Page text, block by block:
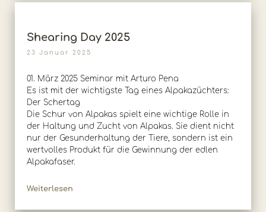
Shearing Day 2025
23 Januar 2025
01. März 2025 Seminar mit Arturo Pena
Es ist mit der wichtigste Tag eines Alpakazüchters:
Der Schertag
Die Schur von Alpakas spielt eine wichtige Rolle in
der Haltung und Zucht von Alpakas. Sie dient nicht
nur der Gesunderhaltung der Tiere, sondern ist ein
wertvolles Produkt für die Gewinnung der edlen
Alpakafaser.
Weiterlesen